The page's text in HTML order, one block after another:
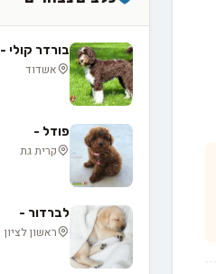
בורדר קולי -
אשדוד
פודל -
קרית גת
לברדור -
ראשון לציון